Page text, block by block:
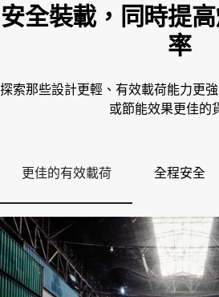
安全裝載，同時提
率
探索那些設計更輕、有效載荷能力更
或節能效果更佳的
更佳的有效載荷 全程安全